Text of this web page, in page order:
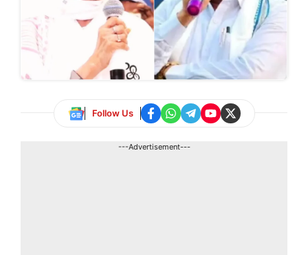
Follow Us
---Advertisement---